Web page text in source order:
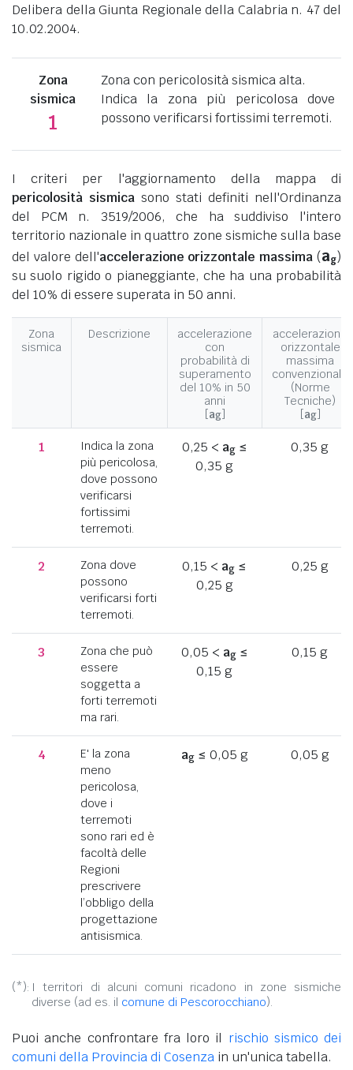
Delibera della Giunta Regionale della Calabria n. 47 del
10.02.2004.
Zona
sismica
1
Zona con pericolosità sismica alta.
Indica la zona più pericolosa dove
possono verificarsi fortissimi terremoti.
I criteri per l'aggiornamento della mappa di
pericolosità sismica sono stati definiti nell'Ordinanza
del PCM n. 3519/2006, che ha suddiviso l'intero
territorio nazionale in quattro zone sismiche sulla base
del valore dell'accelerazione orizzontale massima (ag)
su suolo rigido o pianeggiante, che ha una probabilità
del 10% di essere superata in 50 anni.
Zona
sismica
Descrizione
accelerazione
con
probabilità di
superamento
del 10% in 50
anni
[ag]
accelerazione
orizzontale
massima
convenzionale
(Norme
Tecniche)
[ag]
1
Indica la zona
più pericolosa,
dove possono
verificarsi
fortissimi
terremoti.
0,25 < ag≤
0,35 g
0,35 g
2
Zona dove
possono
verificarsi forti
terremoti.
0,15 < ag ≤
0,25 g
0,25 g
3
Zona che può
essere
soggetta a
forti terremoti
ma rari.
0,05 < ag≤
0,15 g
0,15 g
4
E' la zona
meno
pericolosa,
dove i
terremoti
sono rari ed è
facoltà delle
Regioni
prescrivere
l’obbligo della
progettazione
antisismica.
ag≤ 0,05 g 0,05 g
(*): I territori di alcuni comuni ricadono in zone sismiche
diverse (ad es. il comune di Pescorocchiano).
Puoi anche confrontare fra loro il rischio sismico dei
comuni della Provincia di Cosenza in un'unica tabella.